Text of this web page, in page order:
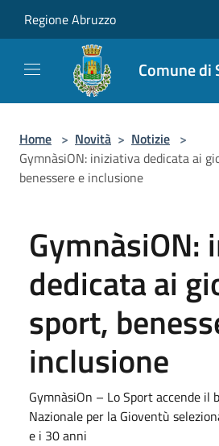
Regione Abruzzo
Comune di
Home > Novità > Notizie >
GymnàsiON: iniziativa dedicata ai
benessere e inclusione
GymnàsiON:
dedicata ai
sport,
inclusione
GymnàsiOn – Lo Sport accende il
Nazionale per la Gioventù
e i 30 anni